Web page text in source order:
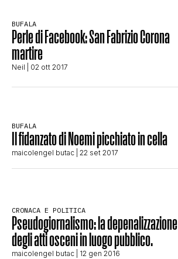
CLIMA ED ENERGIA
CHI SIAMO
BUFALA
Perle di Facebook: San Fabrizio Corona
martire
Neil | 02 ott 2017
BUFALA
Il fidanzato di Noemi picchiato in cella
maicolengel butac | 22 set 2017
CRONACA E POLITICA
Pseudogiornalismo: la depenalizzazione
degli atti osceni in luogo pubblico.
maicolengel butac | 12 gen 2016